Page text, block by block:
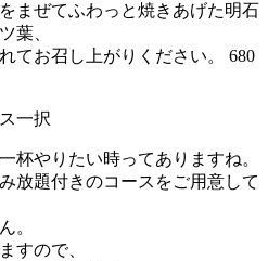
まぜてふわっと焼きあげた明石
葉、
てお召し上がりください。 680
一択
杯やりたい時ってありますね。
放題付きのコースをご用意して
。
すので、